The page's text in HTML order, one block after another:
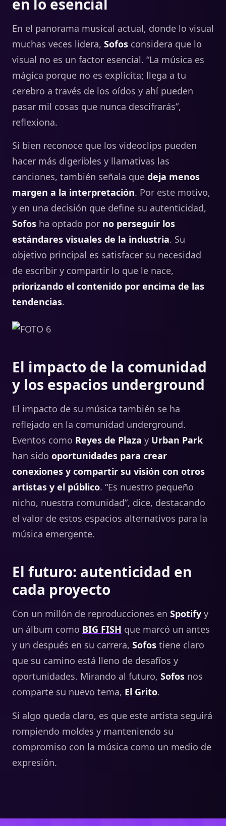
en lo esencial
En el panorama musical actual, donde lo visual
muchas veces lidera, Sofos considera que lo
visual no es un factor esencial. “La música es
mágica porque no es explícita; llega a tu
cerebro a través de los oídos y ahí pueden
pasar mil cosas que nunca descifrarás”,
reflexiona.
Si bien reconoce que los videoclips pueden
hacer más digeribles y llamativas las
canciones, también señala que deja menos
margen a la interpretación. Por este motivo,
y en una decisión que define su autenticidad,
Sofos ha optado por no perseguir los
estándares visuales de la industria. Su
objetivo principal es satisfacer su necesidad
de escribir y compartir lo que le nace,
priorizando el contenido por encima de las
tendencias.
El impacto de la comunidad
y los espacios underground
El impacto de su música también se ha
reflejado en la comunidad underground.
Eventos como Reyes de Plaza y Urban Park
han sido oportunidades para crear
conexiones y compartir su visión con otros
artistas y el público. “Es nuestro pequeño
nicho, nuestra comunidad”, dice, destacando
el valor de estos espacios alternativos para la
música emergente.
El futuro: autenticidad en
cada proyecto
Con un millón de reproducciones en Spotify y
un álbum como BIG FISH que marcó un antes
y un después en su carrera, Sofos tiene claro
que su camino está lleno de desafíos y
oportunidades. Mirando al futuro, Sofos nos
comparte su nuevo tema, El Grito.
Si algo queda claro, es que este artista seguirá
rompiendo moldes y manteniendo su
compromiso con la música como un medio de
expresión.